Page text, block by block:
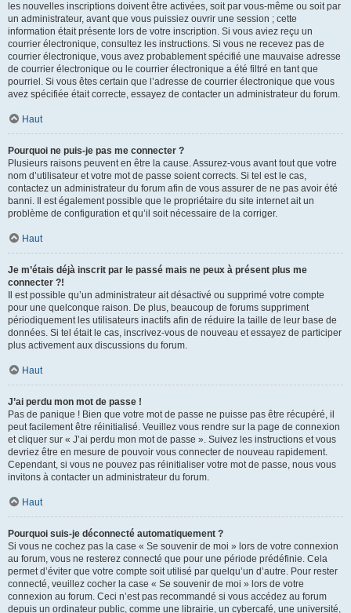
les nouvelles inscriptions doivent être activées, soit par vous-même ou soit par
un administrateur, avant que vous puissiez ouvrir une session ; cette
information était présente lors de votre inscription. Si vous aviez reçu un
courrier électronique, consultez les instructions. Si vous ne recevez pas de
courrier électronique, vous avez probablement spécifié une mauvaise adresse
de courrier électronique ou le courrier électronique a été filtré en tant que
pourriel. Si vous êtes certain que l’adresse de courrier électronique que vous
avez spécifiée était correcte, essayez de contacter un administrateur du forum.
Haut
Pourquoi ne puis-je pas me connecter ?
Plusieurs raisons peuvent en être la cause. Assurez-vous avant tout que votre
nom d’utilisateur et votre mot de passe soient corrects. Si tel est le cas,
contactez un administrateur du forum afin de vous assurer de ne pas avoir été
banni. Il est également possible que le propriétaire du site internet ait un
problème de configuration et qu’il soit nécessaire de la corriger.
Haut
Je m’étais déjà inscrit par le passé mais ne peux à présent plus me
connecter ?!
Il est possible qu’un administrateur ait désactivé ou supprimé votre compte
pour une quelconque raison. De plus, beaucoup de forums suppriment
périodiquement les utilisateurs inactifs afin de réduire la taille de leur base de
données. Si tel était le cas, inscrivez-vous de nouveau et essayez de participer
plus activement aux discussions du forum.
Haut
J’ai perdu mon mot de passe !
Pas de panique ! Bien que votre mot de passe ne puisse pas être récupéré, il
peut facilement être réinitialisé. Veuillez vous rendre sur la page de connexion
et cliquer sur « J’ai perdu mon mot de passe ». Suivez les instructions et vous
devriez être en mesure de pouvoir vous connecter de nouveau rapidement.
Cependant, si vous ne pouvez pas réinitialiser votre mot de passe, nous vous
invitons à contacter un administrateur du forum.
Haut
Pourquoi suis-je déconnecté automatiquement ?
Si vous ne cochez pas la case « Se souvenir de moi » lors de votre connexion
au forum, vous ne resterez connecté que pour une période prédéfinie. Cela
permet d’éviter que votre compte soit utilisé par quelqu’un d’autre. Pour rester
connecté, veuillez cocher la case « Se souvenir de moi » lors de votre
connexion au forum. Ceci n’est pas recommandé si vous accédez au forum
depuis un ordinateur public, comme une librairie, un cybercafé, une université,